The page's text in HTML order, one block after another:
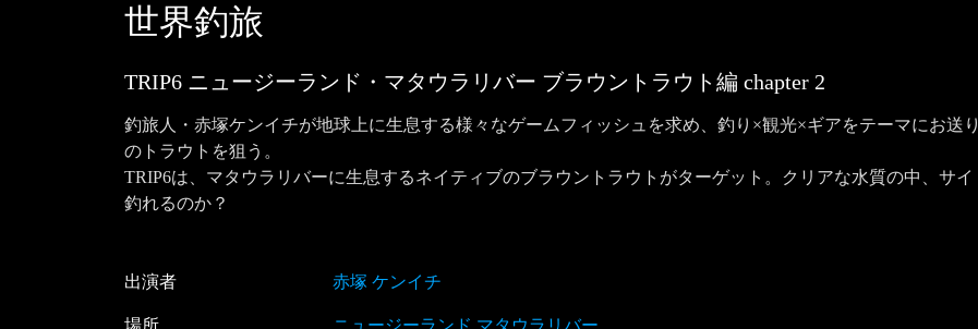
世界釣旅
TRIP6 ニュージーランド・マタウラリバー ブラウントラウト編 chapter 2
釣旅人・赤塚ケンイチが地球上に生息する様々なゲームフィッシュを求め、釣り×観光×ギアをテーマにお送
のトラウトを狙う。
TRIP6は、マタウラリバーに生息するネイティブのブラウントラウトがターゲット。クリアな水質の中、サ
釣れるのか？
出演者 赤塚 ケンイチ
場所 ニュージーランド マタウラリバー